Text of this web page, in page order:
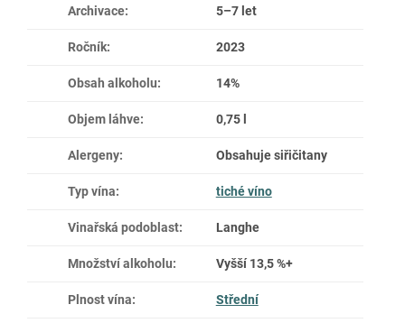
Archivace: 5–7 let
Ročník: 2023
Obsah alkoholu: 14%
Objem láhve: 0,75 l
Alergeny: Obsahuje siřičitany
Typ vína: tiché víno
Vinařská podoblast: Langhe
Množství alkoholu: Vyšší 13,5 %+
Plnost vína: Střední